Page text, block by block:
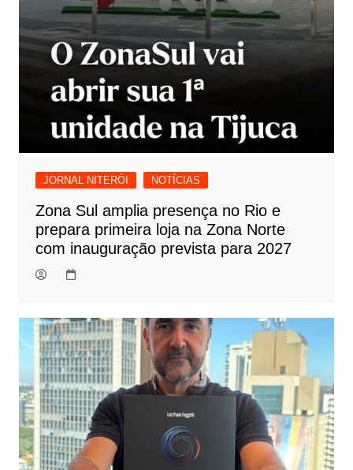
JORNAL NITERÓI NOTÍCIAS
Zona Sul amplia presença no Rio e
prepara primeira loja na Zona Norte
com inauguração prevista para 2027